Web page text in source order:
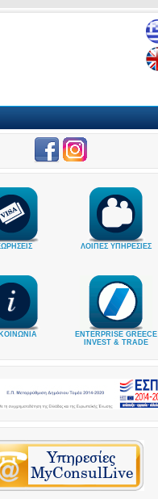
ΛΟΙΠΕΣ ΥΠΗΡΕΣΙΕΣ
ENTERPRISE GREECE
INVEST & TRADE